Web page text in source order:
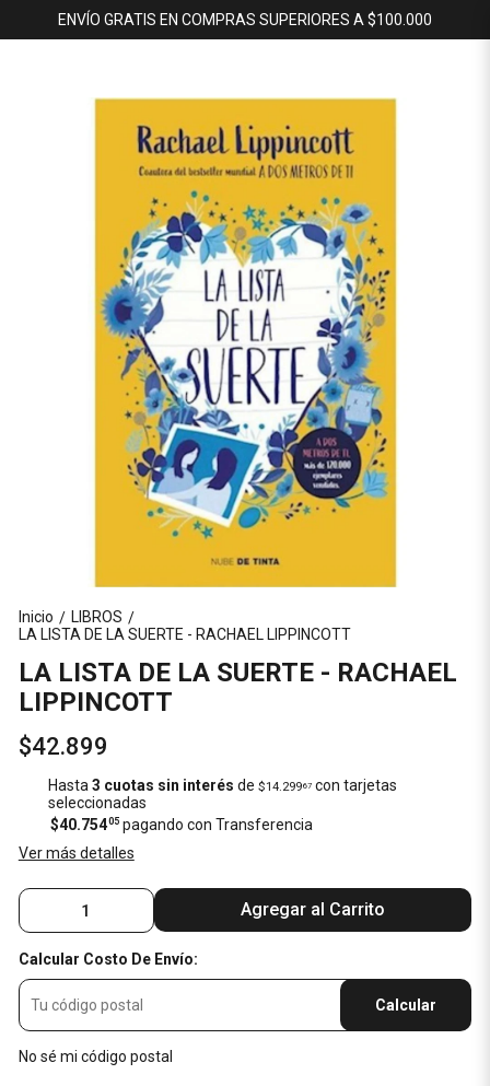
ENVÍO GRATIS EN COMPRAS SUPERIORES A $100.000
Inicio / LIBROS /
LA LISTA DE LA SUERTE - RACHAEL LIPPINCOTT
LA LISTA DE LA SUERTE - RACHAEL
LIPPINCOTT
$42.899
Hasta3 cuotas sin interés de$14.29967 con tarjetas
seleccionadas
$40.75405pagando con Transferencia
Ver más detalles
Agregar al Carrito
Calcular Costo De Envío:
Calcular
No sé mi código postal